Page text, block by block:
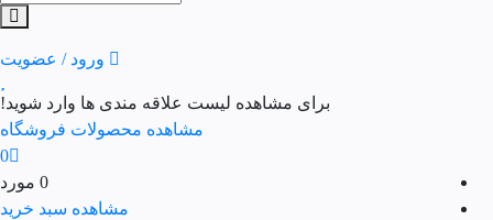
ورود / عضویت
برای مشاهده لیست علاقه مندی ها وارد شوید!
مشاهده محصولات فروشگاه
0
0 مورد
مشاهده سبد خرید